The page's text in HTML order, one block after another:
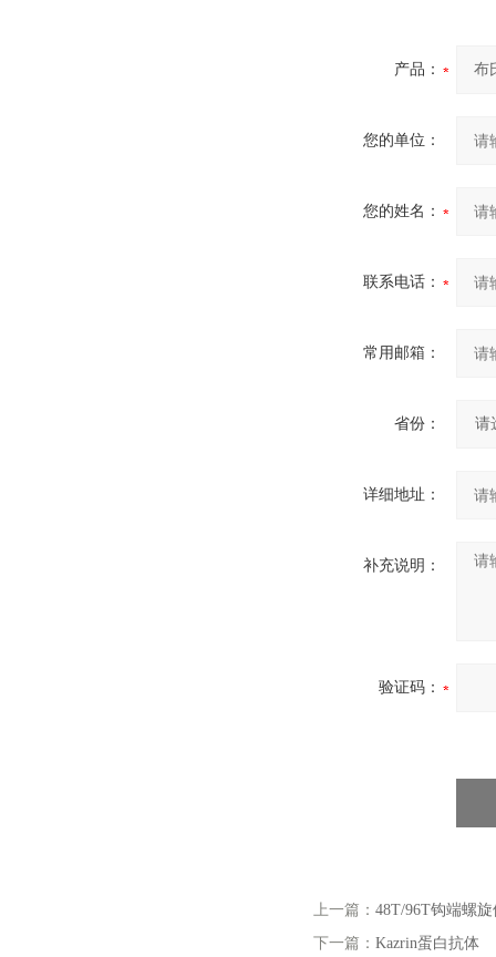
产品：
您的单位：
您的姓名：
联系电话：
常用邮箱：
省份：
详细地址：
补充说明：
验证码：
上一篇： 48T/96T钩端螺
下一篇： Kazrin蛋白抗体